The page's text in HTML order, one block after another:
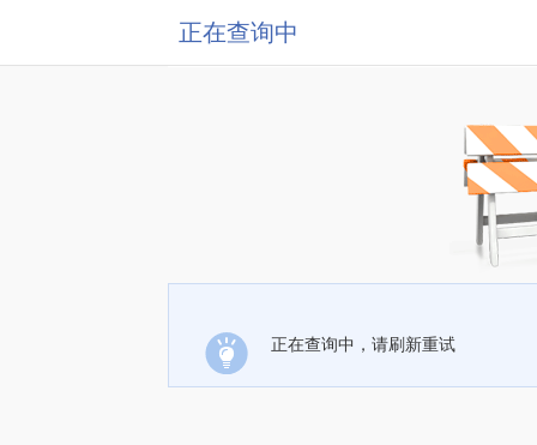
正在查询中
正在查询中，请刷新重试